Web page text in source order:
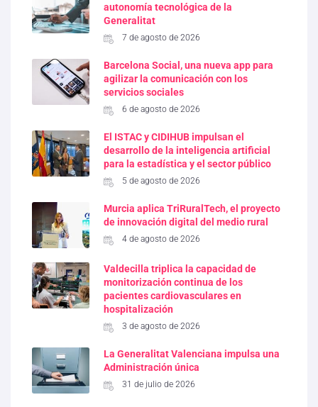
autonomía tecnológica de la
Generalitat
7 de agosto de 2026
Barcelona Social, una nueva app para
agilizar la comunicación con los
servicios sociales
6 de agosto de 2026
El ISTAC y CIDIHUB impulsan el
desarrollo de la inteligencia artificial
para la estadística y el sector público
5 de agosto de 2026
Murcia aplica TriRuralTech, el proyecto
de innovación digital del medio rural
4 de agosto de 2026
Valdecilla triplica la capacidad de
monitorización continua de los
pacientes cardiovasculares en
hospitalización
3 de agosto de 2026
La Generalitat Valenciana impulsa una
Administración única
31 de julio de 2026